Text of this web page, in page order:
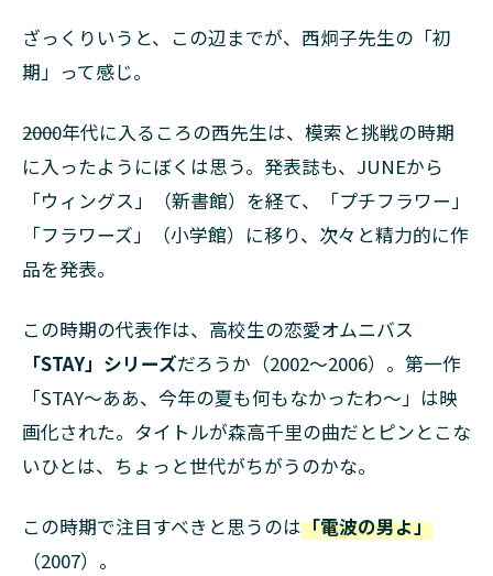
ざっくりいうと、この辺までが、西炯子先生の「初
期」って感じ。
――2000年代に入るころの西先生は、模索と挑戦の時期
に入ったようにぼくは思う。発表誌も、JUNEから
「ウィングス」（新書館）を経て、「プチフラワー」
「フラワーズ」（小学館）に移り、次々と精力的に作
品を発表。
この時期の代表作は、高校生の恋愛オムニバス
「STAY」シリーズだろうか（2002～2006）。第一作
「STAY～ああ、今年の夏も何もなかったわ～」は映
画化された。タイトルが森高千里の曲だとピンとこな
いひとは、ちょっと世代がちがうのかな。
この時期で注目すべきと思うのは「電波の男よ」
（2007）。